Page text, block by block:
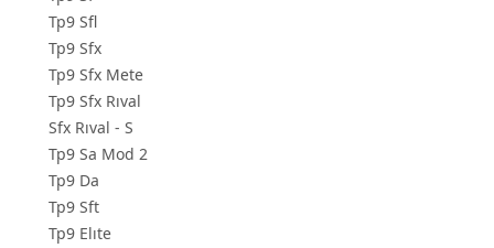
Tp9 Sfl
Tp9 Sfx
Tp9 Sfx Mete
Tp9 Sfx Rıval
Sfx Rıval - S
Tp9 Sa Mod 2
Tp9 Da
Tp9 Sft
Tp9 Elıte